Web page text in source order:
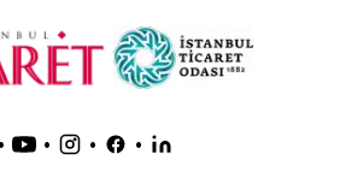
• • • •